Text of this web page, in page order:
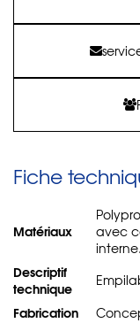
Fiche
Matériaux
avec
interne.
Descriptif
technique
Fabrication